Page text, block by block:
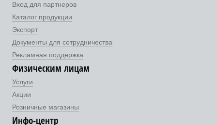
Вход для партнеров
Каталог продукции
Экспорт
Документы для сотрудничества
Рекламная поддержка
Физическим лицам
Услуги
Акции
Розничные магазины
Инфо-центр